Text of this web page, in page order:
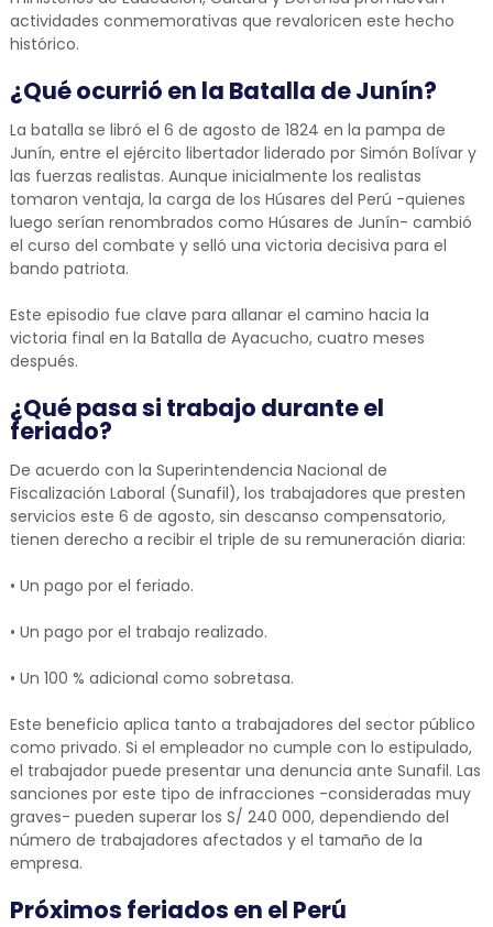
actividades conmemorativas que revaloricen este hecho
histórico.
¿Qué ocurrió en la Batalla de Junín?
La batalla se libró el 6 de agosto de 1824 en la pampa de
Junín, entre el ejército libertador liderado por Simón Bolívar y
las fuerzas realistas. Aunque inicialmente los realistas
tomaron ventaja, la carga de los Húsares del Perú -quienes
luego serían renombrados como Húsares de Junín- cambió
el curso del combate y selló una victoria decisiva para el
bando patriota.
Este episodio fue clave para allanar el camino hacia la
victoria final en la Batalla de Ayacucho, cuatro meses
después.
¿Qué pasa si trabajo durante el
feriado?
De acuerdo con la Superintendencia Nacional de
Fiscalización Laboral (Sunafil), los trabajadores que presten
servicios este 6 de agosto, sin descanso compensatorio,
tienen derecho a recibir el triple de su remuneración diaria:
• Un pago por el feriado.
• Un pago por el trabajo realizado.
• Un 100 % adicional como sobretasa.
Este beneficio aplica tanto a trabajadores del sector público
como privado. Si el empleador no cumple con lo estipulado,
el trabajador puede presentar una denuncia ante Sunafil. Las
sanciones por este tipo de infracciones -consideradas muy
graves- pueden superar los S/ 240 000, dependiendo del
número de trabajadores afectados y el tamaño de la
empresa.
Próximos feriados en el Perú